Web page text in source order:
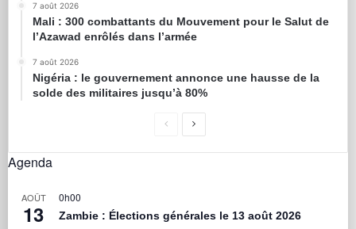
7 août 2026
Mali : 300 combattants du Mouvement pour le Salut de
l’Azawad enrôlés dans l’armée
7 août 2026
Nigéria : le gouvernement annonce une hausse de la
solde des militaires jusqu’à 80%
Agenda
AOÛT
13
0h00
Zambie : Élections générales le 13 août 2026